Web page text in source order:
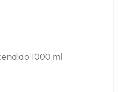
1000 ml